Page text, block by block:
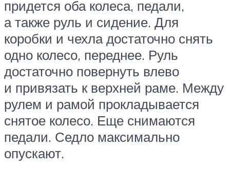
придется оба колеса, педали,
а также руль и сидение. Для
коробки и чехла достаточно снять
одно колесо, переднее. Руль
достаточно повернуть влево
и привязать к верхней раме. Между
рулем и рамой прокладывается
снятое колесо. Еще снимаются
педали. Седло максимально
опускают.